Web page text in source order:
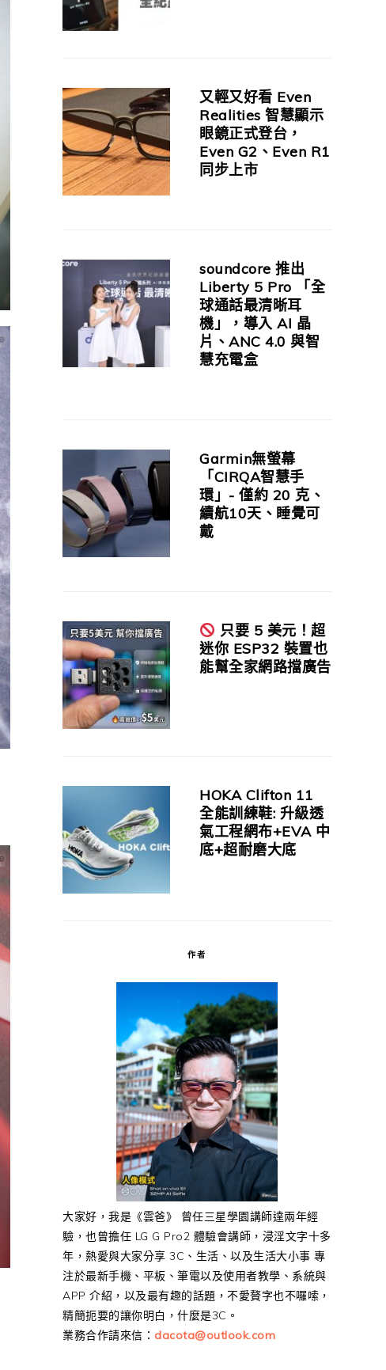
又輕又好看 Even
Realities 智慧顯示
眼鏡正式登台，
Even G2、Even R1
同步上市
soundcore 推出
Liberty 5 Pro 「全
球通話最清晰耳
機」，導入 AI 晶
片、ANC 4.0 與智
慧充電盒
Garmin無螢幕
「CIRQA智慧手
環」- 僅約 20 克、
續航10天、睡覺可
戴
只要 5 美元！超
迷你 ESP32 裝置也
能幫全家網路擋廣告
HOKA Clifton 11
全能訓練鞋: 升級透
氣工程網布+EVA 中
底+超耐磨大底
作者
大家好，我是《雲爸》 曾任三星學園講師達兩年經
驗，也曾擔任 LG G Pro2 體驗會講師，浸淫文字十多
年，熱愛與大家分享 3C、生活、以及生活大小事 專
注於最新手機、平板、筆電以及使用者教學、系統與
APP 介紹，以及最有趣的話題，不愛贅字也不囉嗦，
精簡扼要的讓你明白，什麼是3C。
業務合作請來信： dacota@outlook.com